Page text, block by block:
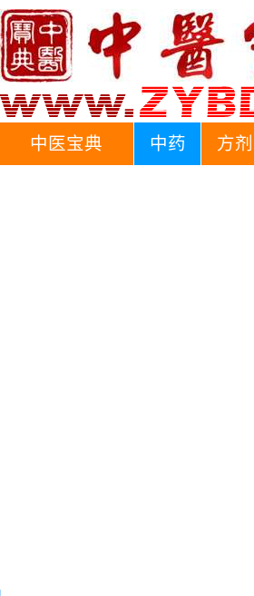
中医宝典 中药 方剂